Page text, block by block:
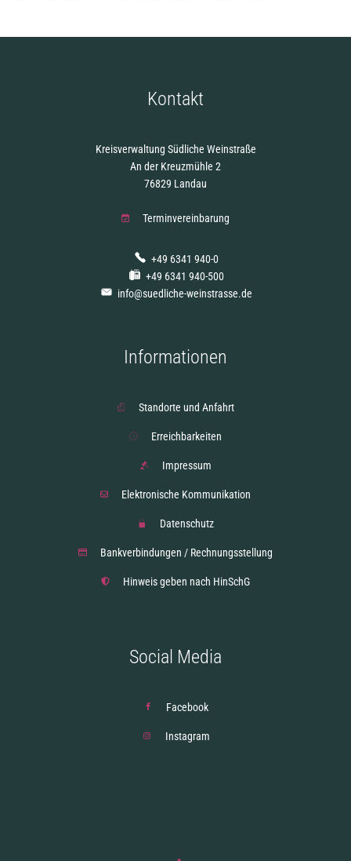
Kontakt
Kreisverwaltung Südliche Weinstraße
An der Kreuzmühle 2
76829 Landau
Terminvereinbarung
+49 6341 940-0
+49 6341 940-500
info@suedliche-weinstrasse.de
Informationen
Standorte und Anfahrt
Erreichbarkeiten
Impressum
Elektronische Kommunikation
Datenschutz
Bankverbindungen / Rechnungsstellung
Hinweis geben nach HinSchG
Social Media
Facebook
Instagram